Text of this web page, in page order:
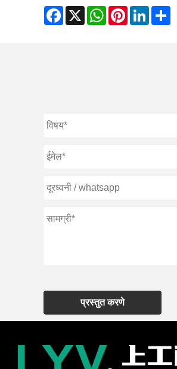
Facebook
X WhatsAppPinterestLinkedIn
प्रस्तुत करणे